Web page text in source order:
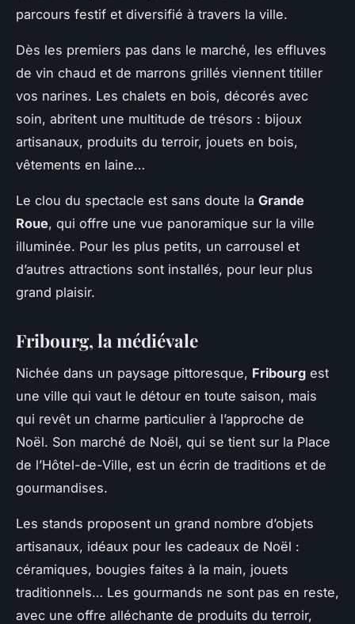
parcours festif et diversifié à travers la ville.
Dès les premiers pas dans le marché, les effluves
de vin chaud et de marrons grillés viennent titiller
vos narines. Les chalets en bois, décorés avec
soin, abritent une multitude de trésors : bijoux
artisanaux, produits du terroir, jouets en bois,
vêtements en laine…
Le clou du spectacle est sans doute la Grande
Roue, qui offre une vue panoramique sur la ville
illuminée. Pour les plus petits, un carrousel et
d’autres attractions sont installés, pour leur plus
grand plaisir.
Fribourg, la médiévale
Nichée dans un paysage pittoresque, Fribourg est
une ville qui vaut le détour en toute saison, mais
qui revêt un charme particulier à l’approche de
Noël. Son marché de Noël, qui se tient sur la Place
de l’Hôtel-de-Ville, est un écrin de traditions et de
gourmandises.
Les stands proposent un grand nombre d’objets
artisanaux, idéaux pour les cadeaux de Noël :
céramiques, bougies faites à la main, jouets
traditionnels… Les gourmands ne sont pas en reste,
avec une offre alléchante de produits du terroir,